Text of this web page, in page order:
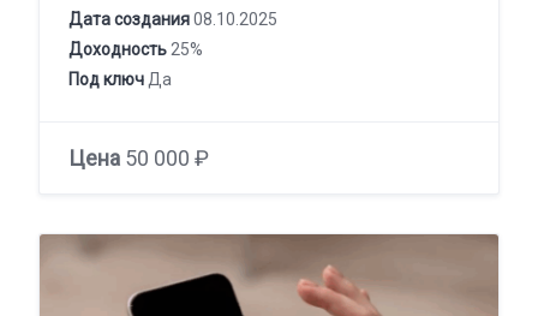
Дата создания08.10.2025
Доходность 25%
Под ключ Да
Цена 50 000 ₽